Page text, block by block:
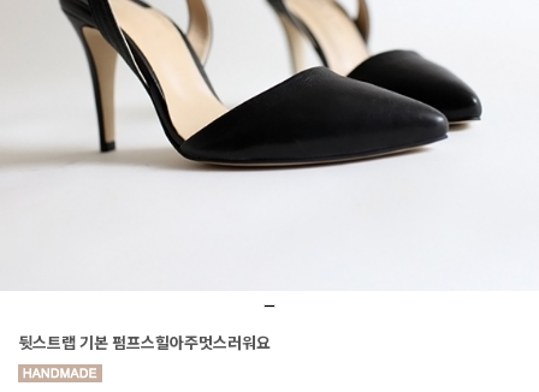
뒷스트랩 기본 펌프스힐아주멋스러워요